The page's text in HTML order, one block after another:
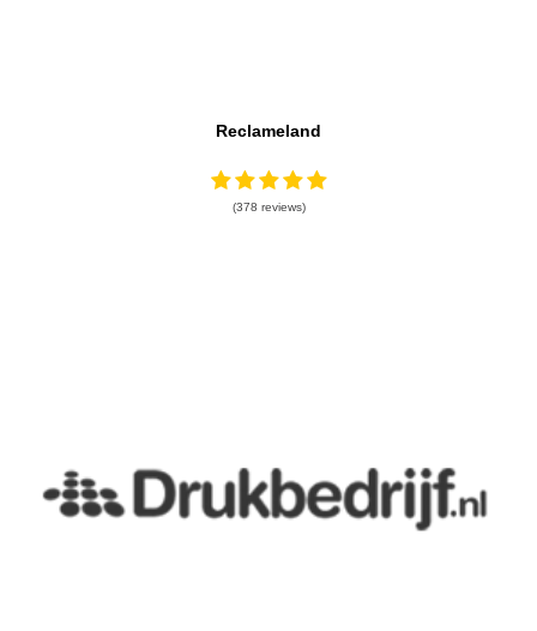
Reclameland
(378 reviews)